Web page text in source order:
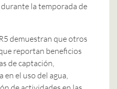
la temporada de
demuestran que otros
reportan beneficios
de captación,
en el uso del agua,